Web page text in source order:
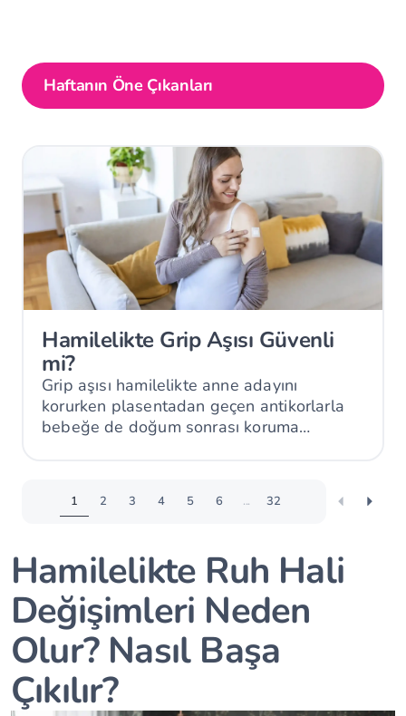
Haftanın Öne Çıkanları
Hamilelikte Grip Aşısı Güvenli
mi?
Grip aşısı hamilelikte anne adayını
korurken plasentadan geçen antikorlarla
bebeğe de doğum sonrası koruma
1 2 3 4 5 6 ... 32
Hamilelikte Ruh Hali
Değişimleri Neden
Olur? Nasıl Başa
Çıkılır?